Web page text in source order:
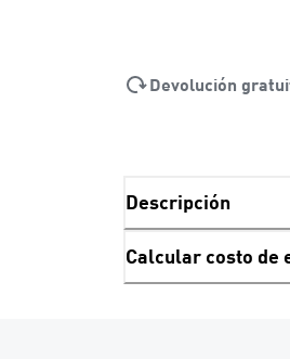
Devolución
Descripción
Calcular costo de